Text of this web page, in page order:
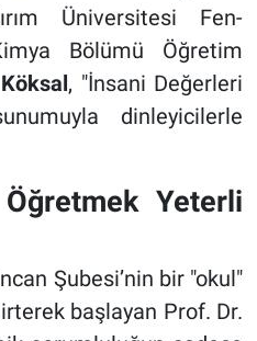
Üniversitesi Fen-
Bölümü Öğretim
, "İnsani Değerleri
dinleyicilerle
Yeterli
Şubesi’nin bir "okul"
başlayan Prof. Dr.